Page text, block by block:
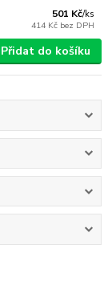
501 Kč/ks
414 Kč bez DPH
Přidat do košíku